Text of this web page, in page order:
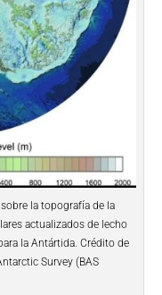
la topografía de la
actualizados de lecho
la Antártida. Crédito de
Survey (BAS